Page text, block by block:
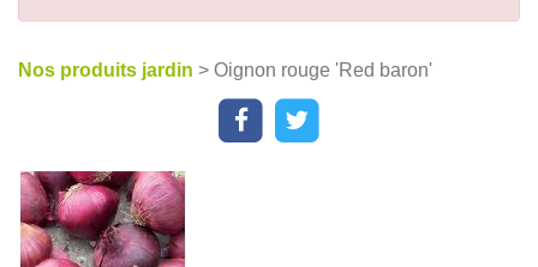
Nos produits jardin > Oignon rouge 'Red baron'